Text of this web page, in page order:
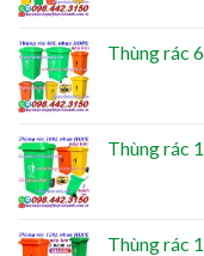
Thùng rác
Thùng rác
Thùng rác